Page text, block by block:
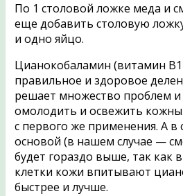
По 1 столовой ложке меда и
еще добавить столовую
и одно яйцо.
Цианокобаламин (витамин
правильное и здоровое
решает множество проблем и
омолодить и освежить
с первого же применения. А в
основой (в нашем случае —
будет гораздо выше, так как
клетки кожи впитывают
быстрее и лучше.